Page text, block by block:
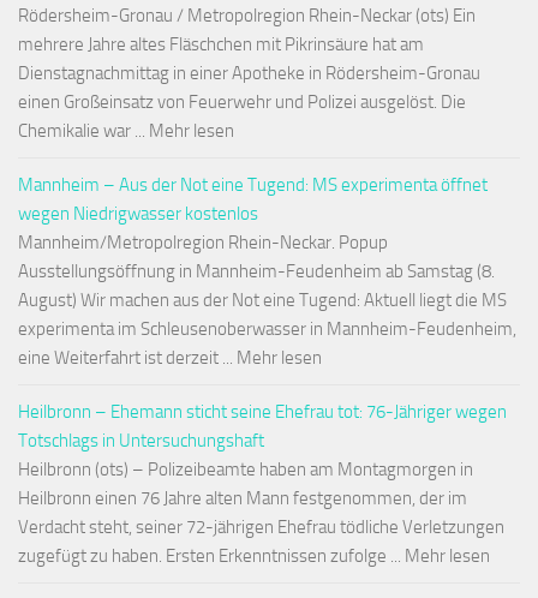
Rödersheim-Gronau / Metropolregion Rhein-Neckar (ots) Ein
mehrere Jahre altes Fläschchen mit Pikrinsäure hat am
Dienstagnachmittag in einer Apotheke in Rödersheim-Gronau
einen Großeinsatz von Feuerwehr und Polizei ausgelöst. Die
Chemikalie war ... Mehr lesen
Mannheim – Aus der Not eine Tugend: MS experimenta öffnet
wegen Niedrigwasser kostenlos
Mannheim/Metropolregion Rhein-Neckar. Popup
Ausstellungsöffnung in Mannheim-Feudenheim ab Samstag (8.
August) Wir machen aus der Not eine Tugend: Aktuell liegt die MS
experimenta im Schleusenoberwasser in Mannheim-Feudenheim,
eine Weiterfahrt ist derzeit ... Mehr lesen
Heilbronn – Ehemann sticht seine Ehefrau tot: 76-Jähriger wegen
Totschlags in Untersuchungshaft
Heilbronn (ots) – Polizeibeamte haben am Montagmorgen in
Heilbronn einen 76 Jahre alten Mann festgenommen, der im
Verdacht steht, seiner 72-jährigen Ehefrau tödliche Verletzungen
zugefügt zu haben. Ersten Erkenntnissen zufolge ... Mehr lesen